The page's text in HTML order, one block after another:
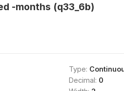
-months (q33_6b)
Type:
Decimal: 0